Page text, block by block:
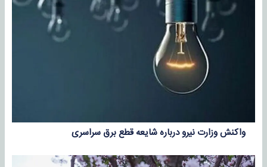
واکنش وزارت نیرو درباره شایعه قطع برق سراسری